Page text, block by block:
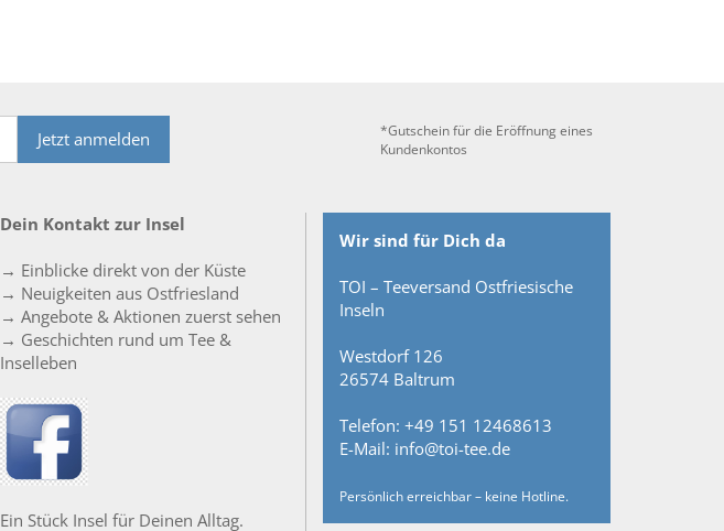
Jetzt anmelden
*Gutschein für die Eröffnung eines
Kundenkontos
Dein Kontakt zur Insel
→ Einblicke direkt von der Küste
→ Neuigkeiten aus Ostfriesland
→ Angebote & Aktionen zuerst sehen
→ Geschichten rund um Tee &
Inselleben
Ein Stück Insel für Deinen Alltag.
Wir sind für Dich da
TOI – Teeversand Ostfriesische
Inseln
Westdorf 126
26574 Baltrum
Telefon: +49 151 12468613
E-Mail: info@toi-tee.de
Persönlich erreichbar – keine Hotline.